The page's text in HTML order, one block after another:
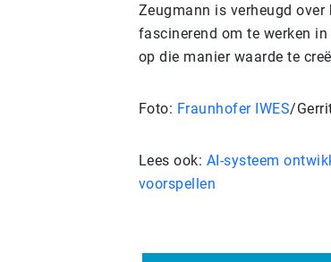
Zeugmann is verheugd
fascinerend om te werken
op die manier waarde te
Foto: Fraunhofer IWES/
Lees ook: AI-systeem
voorspellen